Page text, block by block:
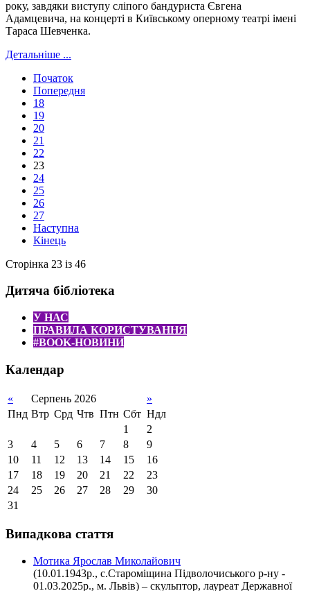
року, завдяки виступу сліпого бандуриста Євгена
Адамцевича, на концерті в Київському оперному театрі імені
Тараса Шевченка.
Детальніше ...
Початок
Попередня
18
19
20
21
22
23
24
25
26
27
Наступна
Кінець
Сторінка 23 із 46
Дитяча бібліотека
У НАС
ПРАВИЛА КОРИСТУВАННЯ
#BOOK-НОВИНИ
Календар
« Серпень 2026
»
Пнд Втр Срд Чтв Птн Сбт Ндл
1
2
3
4 5 6 7 8
9
10
11 12 13 14 15
16
17
18 19 20 21 22
23
24
25 26 27 28 29
30
31
Випадкова стаття
Мотика Ярослав Миколайович
(10.01.1943р., с.Староміщина Підволочиського р-ну -
01.03.2025р., м. Львів) – скульптор, лауреат Державної